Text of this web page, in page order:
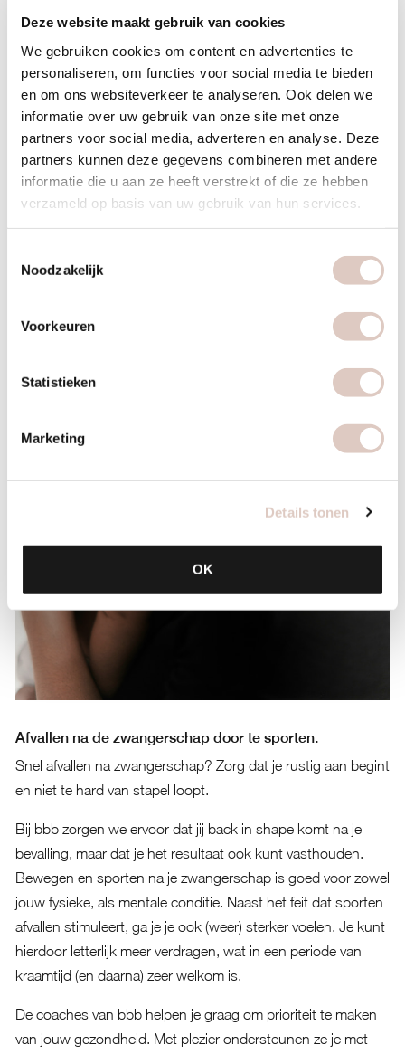
Deze website maakt gebruik van cookies
We gebruiken cookies om content en advertenties te
personaliseren, om functies voor social media te bieden
en om ons websiteverkeer te analyseren. Ook delen we
informatie over uw gebruik van onze site met onze
partners voor social media, adverteren en analyse. Deze
partners kunnen deze gegevens combineren met andere
informatie die u aan ze heeft verstrekt of die ze hebben
verzameld op basis van uw gebruik van hun services.
Noodzakelijk
Voorkeuren
Statistieken
Marketing
Details tonen
OK
afvallen na de zwangerschap. Gezonde voeding is hiervoor
de basis. Daarnaast kijken we samen welke andere leefstijl
facetten, zoals voldoende rust/slaap en beheersen van
stress het afvallen kunnen bevorderen.
Afvallen na de zwangerschap door te sporten.
Snel afvallen na zwangerschap? Zorg dat je rustig aan begint
en niet te hard van stapel loopt.
Bij bbb zorgen we ervoor dat jij back in shape komt na je
bevalling, maar dat je het resultaat ook kunt vasthouden.
Bewegen en sporten na je zwangerschap is goed voor zowel
jouw fysieke, als mentale conditie. Naast het feit dat sporten
afvallen stimuleert, ga je je ook (weer) sterker voelen. Je kunt
hierdoor letterlijk meer verdragen, wat in een periode van
kraamtijd (en daarna) zeer welkom is.
De coaches van bbb helpen je graag om prioriteit te maken
van jouw gezondheid. Met plezier ondersteunen ze je met